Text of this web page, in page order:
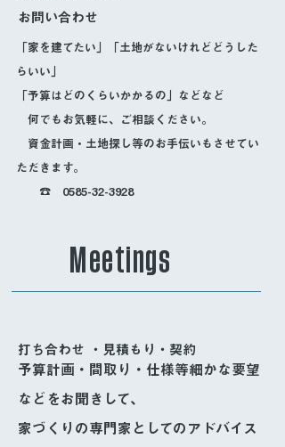
予算計画・間取り・仕様等細かな要望
などをお聞きして、
家づくりの専門家としてのアドバイス
お問い合わせ
「家を建てたい」「土地がないけれどどうした
らいい」
「予算はどのくらいかかるの」などなど
​ 何でもお気軽に、ご相談ください。
​ 資金計画・土地探し等のお手伝いもさせてい
ただきます。
​ ☎ 0585-32-3928
Meetings
打ち合わせ ・見積もり・契約